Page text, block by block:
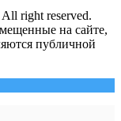
right reserved.
на сайте,
публичной